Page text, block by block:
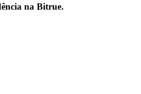
na Bitrue.